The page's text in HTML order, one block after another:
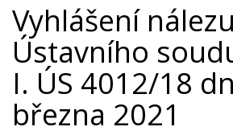
Vyhlášení nálezu
Ústavního
I. ÚS 4012/18
března 2021